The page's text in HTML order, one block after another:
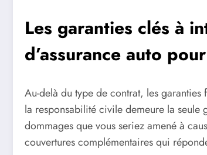
Les garanties clés à
d’assurance auto
Au-delà du type de contrat, les
la responsabilité civile demeure la seule
dommages que vous seriez amené à
couvertures complémentaires qui